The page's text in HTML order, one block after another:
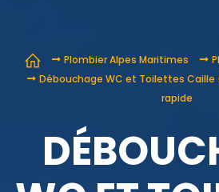
Plombier Alpes Maritimes
Débouchage WC et Toilettes
rapide